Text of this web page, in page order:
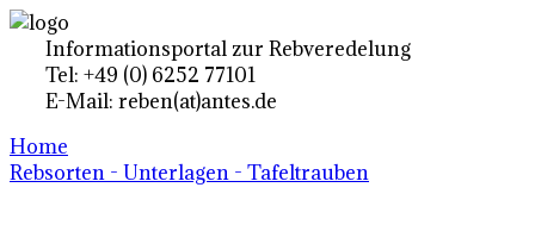
Informationsportal zur Rebveredelung
Tel: +49 (0) 6252 77101
E-Mail: reben(at)antes.de
Home
Rebsorten - Unterlagen - Tafeltrauben